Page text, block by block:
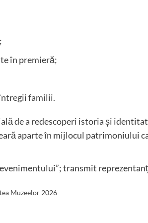
în premieră;
familii.
de a redescoperi istoria și
aparte în mijlocul patrimoniului
transmit
Muzeelor 2026